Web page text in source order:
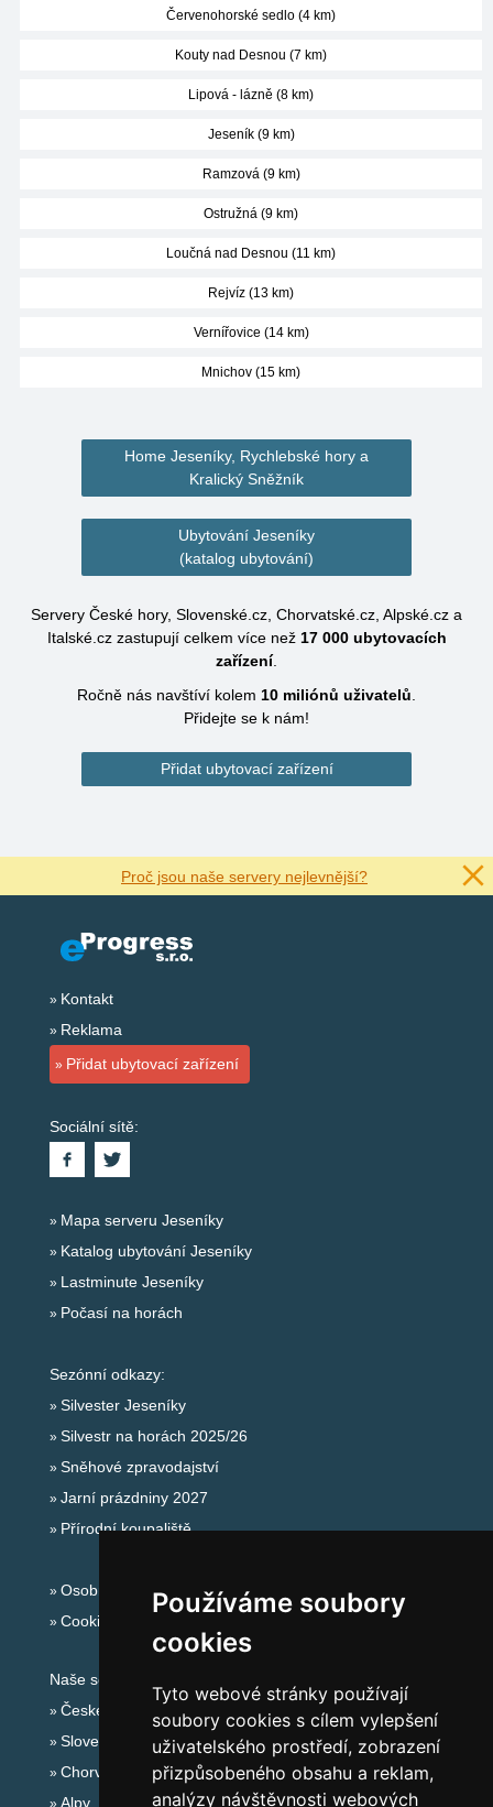
Používáme soubory
cookies
Tyto webové stránky používají
soubory cookies s cílem vylepšení
uživatelského prostředí, zobrazení
přizpůsobeného obsahu a reklam,
analýzy návštěvnosti webových
Červenohorské sedlo (4 km)
Kouty nad Desnou (7 km)
Lipová - lázně (8 km)
Jeseník (9 km)
Ramzová (9 km)
Ostružná (9 km)
Loučná nad Desnou (11 km)
Rejvíz (13 km)
Vernířovice (14 km)
Mnichov (15 km)
Home Jeseníky, Rychlebské hory a
Kralický Sněžník
Ubytování Jeseníky
(katalog ubytování)
Servery České hory, Slovenské.cz, Chorvatské.cz, Alpské.cz a
Italské.cz zastupují celkem více než 17 000ubytovacích
zařízení.
Ročně nás navštíví kolem 10 miliónů uživatelů
Přidejte se k nám!
Přidat ubytovací zařízení
Proč jsou naše servery nejlevnější?
Kontakt
Reklama
Přidat ubytovací zařízení
Sociální sítě:
Mapa serveru Jeseníky
Katalog ubytování Jeseníky
Lastminute Jeseníky
Počasí na horách
Sezónní odkazy:
Silvester Jeseníky
Silvestr na horách 2025/26
Sněhové zpravodajství
Jarní prázdniny 2027
Přírodní koupaliště
Osobní údaje
Cookies
Naše servery:
České hory
Slovenské hory
Chorvatsko
Alpy